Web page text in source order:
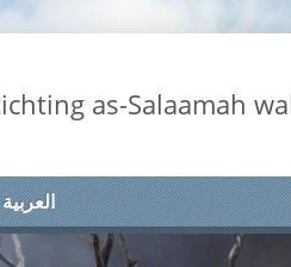
as-Salaamah
العربية